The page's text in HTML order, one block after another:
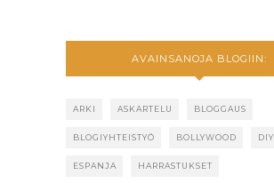
AVAINSANOJA BLOGIIN:
ARKI ASKARTELU BLOGGAUS
BLOGIYHTEISTYÖ BOLLYWOOD DIY
ESPANJA HARRASTUKSET